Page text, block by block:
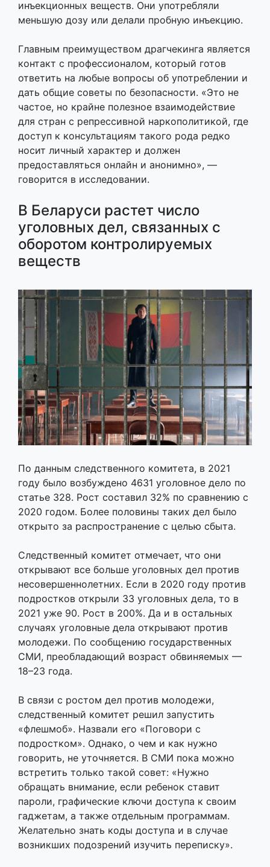
инъекционных веществ. Они употребляли
меньшую дозу или делали пробную инъекцию.
Главным преимуществом драгчекинга является
контакт с профессионалом, который готов
ответить на любые вопросы об употреблении и
дать общие советы по безопасности. «Это не
частое, но крайне полезное взаимодействие
для стран с репрессивной наркополитикой, где
доступ к консультациям такого рода редко
носит личный характер и должен
предоставляться онлайн и анонимно», —
говорится в исследовании.
В Беларуси растет число
уголовных дел, связанных с
оборотом контролируемых
веществ
По данным следственного комитета, в 2021
году было возбуждено 4631 уголовное дело по
статье 328. Рост составил 32% по сравнению с
2020 годом. Более половины таких дел было
открыто за распространение с целью сбыта.
Следственный комитет отмечает, что они
открывают все больше уголовных дел против
несовершеннолетних. Если в 2020 году против
подростков открыли 33 уголовных дела, то в
2021 уже 90. Рост в 200%. Да и в остальных
случаях уголовные дела открывают против
молодежи. По сообщению государственных
СМИ, преобладающий возраст обвиняемых —
18–23 года.
В связи с ростом дел против молодежи,
следственный комитет решил запустить
«флешмоб». Назвали его «Поговори с
подростком». Однако, о чем и как нужно
говорить, не уточняется. В СМИ пока можно
встретить только такой совет: «Нужно
обращать внимание, если ребенок ставит
пароли, графические ключи доступа к своим
гаджетам, а также отдельным программам.
Желательно знать коды доступа и в случае
возникших подозрений изучить переписку».